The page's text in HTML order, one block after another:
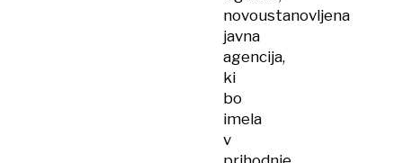
novoustanovljena
javna
agencija,
ki
bo
imela
v